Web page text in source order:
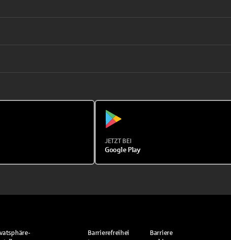
JETZT BEI
Google Play
Barrierefreihei
Barriere